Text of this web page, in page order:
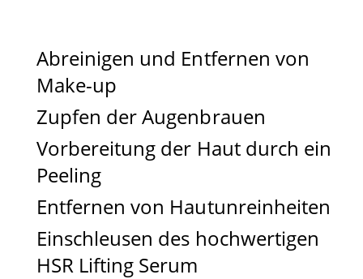
Abreinigen und Entfernen von
Make-up
Zupfen der Augenbrauen
Vorbereitung der Haut durch ein
Peeling
Entfernen von Hautunreinheiten
Einschleusen des hochwertigen
HSR Lifting Serum